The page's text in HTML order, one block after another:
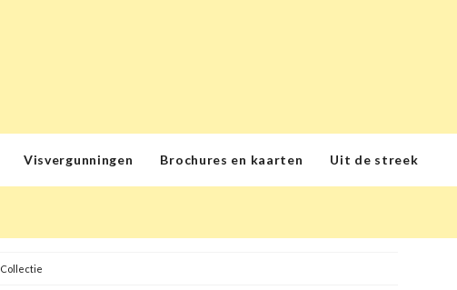
Visvergunningen Brochures en kaarten Uit de streek
Collectie